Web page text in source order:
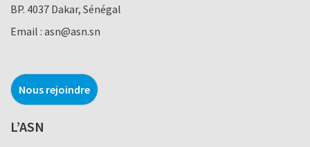
BP. 4037 Dakar, Sénégal
Email : asn@asn.sn
Nous rejoindre
L’ASN